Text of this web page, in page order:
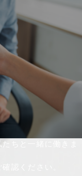
ちと一緒に働きま
認ください。